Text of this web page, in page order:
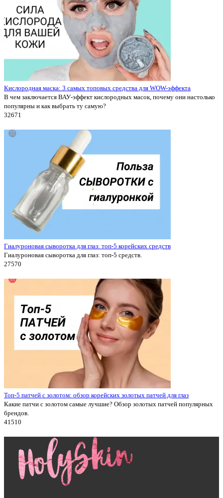
Кислородная маска: 3 самых топовых средства для WOW-эффекта
В чем заключается ВАУ-эффект кислородных масок, почему они настолько
популярны и как выбрать ту самую?
32671
Гиалуроновая сыворотка для глаз: топ-5 корейских средств
Гиалуроновая сыворотка для глаз: топ-5 средств.
27570
Топ-5 патчей с золотом: обзор корейских золотых патчей для глаз
Какие патчи с золотом самые лучшие? Обзор золотых патчей популярных
брендов.
4151 0